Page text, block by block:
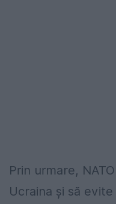
Prin urmare,
Ucraina și să